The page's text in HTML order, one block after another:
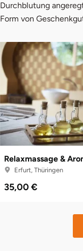
Durchblutung
Form von
Relaxmassage &
Erfurt, Thüringen
35,00 €